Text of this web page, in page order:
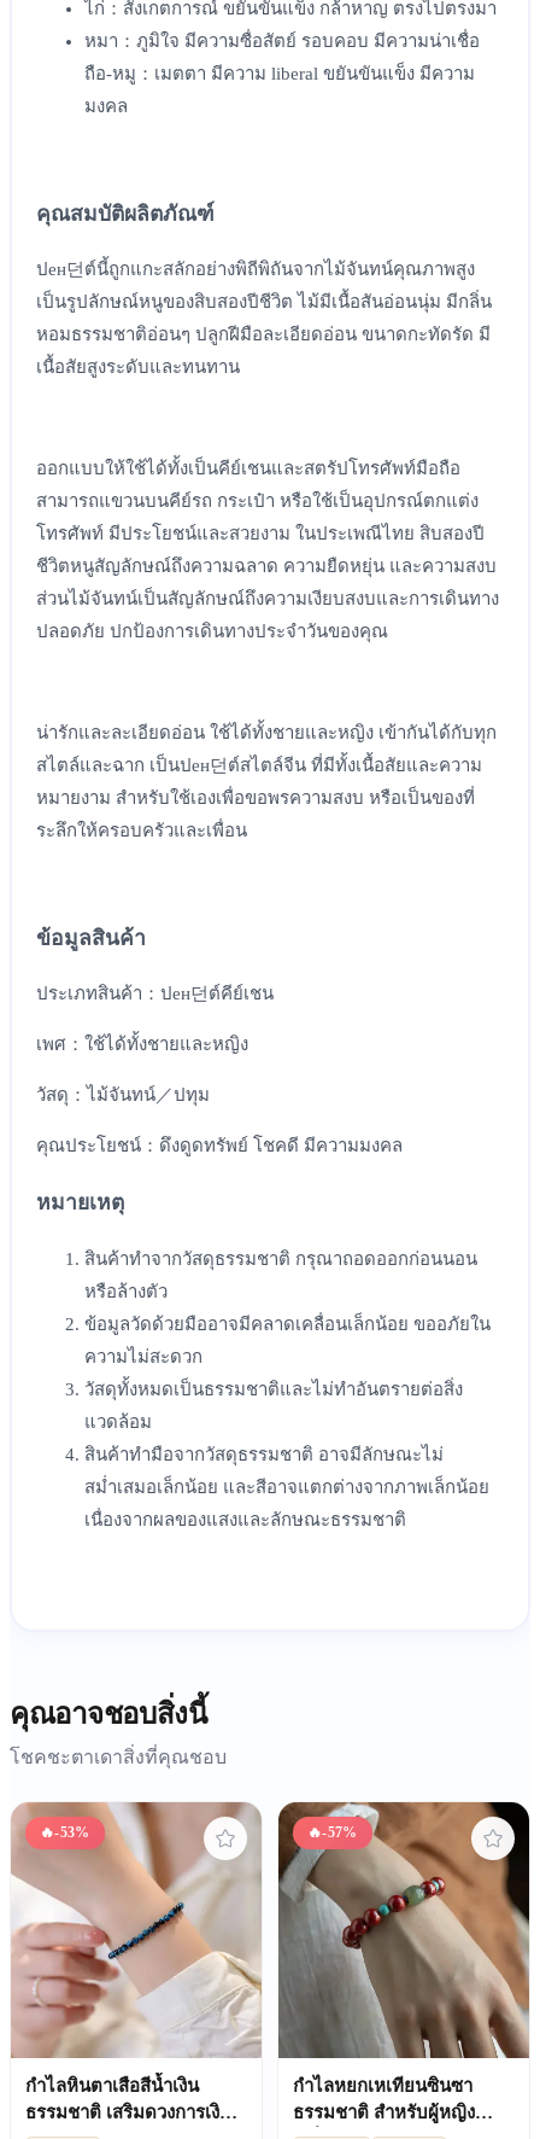
ไก่：สังเกตการณ์ ขยันขันแข็ง กล้าหาญ ตรงไปตรงมา
หมา：ภูมิใจ มีความซื่อสัตย์ รอบคอบ มีความน่าเชื่อ
ถือ-หมู：เมตตา มีความ liberal ขยันขันแข็ง มีความ
มงคล
คุณสมบัติผลิตภัณฑ์
ปен던ต์นี้ถูกแกะสลักอย่างพิถีพิถันจากไม้จันทน์คุณภาพสูง
เป็นรูปลักษณ์หนูของสิบสองปีชีวิต ไม้มีเนื้อสันอ่อนนุ่ม มีกลิ่น
หอมธรรมชาติอ่อนๆ ปลูกฝีมือละเอียดอ่อน ขนาดกะทัดรัด มี
เนื้อสัยสูงระดับและทนทาน
ออกแบบให้ใช้ได้ทั้งเป็นคีย์เชนและสตรัปโทรศัพท์มือถือ
สามารถแขวนบนคีย์รถ กระเป๋า หรือใช้เป็นอุปกรณ์ตกแต่ง
โทรศัพท์ มีประโยชน์และสวยงาม ในประเพณีไทย สิบสองปี
ชีวิตหนูสัญลักษณ์ถึงความฉลาด ความยืดหยุ่น และความสงบ
ส่วนไม้จันทน์เป็นสัญลักษณ์ถึงความเงียบสงบและการเดินทาง
ปลอดภัย ปกป้องการเดินทางประจำวันของคุณ
น่ารักและละเอียดอ่อน ใช้ได้ทั้งชายและหญิง เข้ากันได้กับทุก
สไตล์และฉาก เป็นปен던ต์สไตล์จีน ที่มีทั้งเนื้อสัยและความ
หมายงาม สำหรับใช้เองเพื่อขอพรความสงบ หรือเป็นของที่
ระลึกให้ครอบครัวและเพื่อน
ข้อมูลสินค้า
ประเภทสินค้า：ปен던ต์คีย์เชน
เพศ：ใช้ได้ทั้งชายและหญิง
วัสดุ：ไม้จันทน์／ปทุม
คุณประโยชน์：ดึงดูดทรัพย์ โชคดี มีความมงคล
หมายเหตุ
สินค้าทำจากวัสดุธรรมชาติ กรุณาถอดออกก่อนนอน
หรือล้างตัว
ข้อมูลวัดด้วยมืออาจมีคลาดเคลื่อนเล็กน้อย ขออภัยใน
ความไม่สะดวก
วัสดุทั้งหมดเป็นธรรมชาติและไม่ทำอันตรายต่อสิ่ง
แวดล้อม
สินค้าทำมือจากวัสดุธรรมชาติ อาจมีลักษณะไม่
สม่ำเสมอเล็กน้อย และสีอาจแตกต่างจากภาพเล็กน้อย
เนื่องจากผลของแสงและลักษณะธรรมชาติ
คุณอาจชอบสิ่งนี้
โชคชะตาเดาสิ่งที่คุณชอบ
🔥-53%
กำไลหินตาเสือสีน้ำเงิน
ธรรมชาติ เสริมดวงการเงิน
🔥-57%
กำไลหยกเหเทียนซินซา
ธรรมชาติ สำหรับผู้หญิง